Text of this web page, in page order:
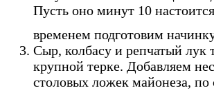
Пусть оно минут 10
временем подготовим
Сыр, колбасу и репчатый лук
крупной терке. Добавляем
столовых ложек майонеза, по